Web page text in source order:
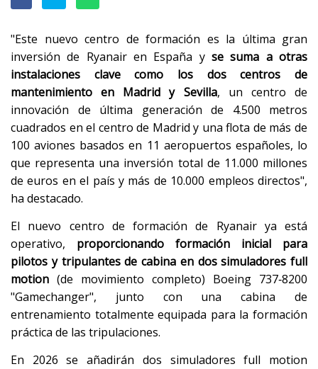
"Este nuevo centro de formación es la última gran
inversión de Ryanair en España yse suma a otras
instalaciones clave como los dos centros de
mantenimiento en Madrid y Sevilla, un centro de
innovación de última generación de 4.500 metros
cuadrados en el centro de Madrid y una flota de más de
100 aviones basados en 11 aeropuertos españoles, lo
que representa una inversión total de 11.000 millones
de euros en el país y más de 10.000 empleos directos",
ha destacado.
El nuevo centro de formación de Ryanair ya está
operativo, proporcionando formación inicial para
pilotos y tripulantes de cabina en dos simuladores full
motion (de movimiento completo) Boeing 737‑8200
"Gamechanger", junto con una cabina de
entrenamiento totalmente equipada para la formación
práctica de las tripulaciones.
En 2026 se añadirán dos simuladores full motion